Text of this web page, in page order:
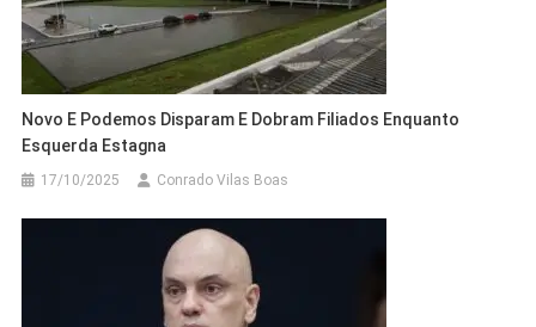
Novo E Podemos Disparam E Dobram Filiados Enquanto
Esquerda Estagna
17/10/2025 Conrado Vilas Boas